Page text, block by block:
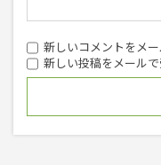
新しいコメントをメ
新しい投稿をメール